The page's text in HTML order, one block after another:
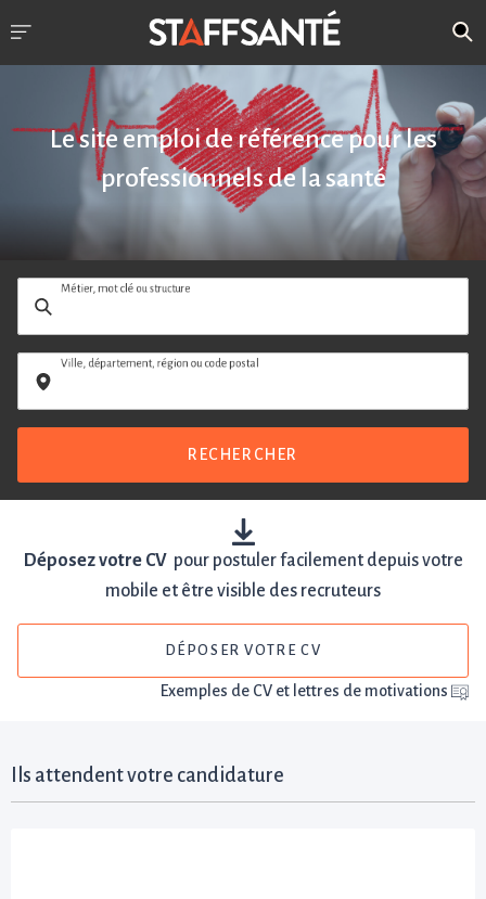
Le site emploi de référence pour les
professionnels de la santé
Métier, mot clé ou structure
Ville, département, région ou code postal
RECHERCHER
Déposez votre CVpour postuler facilement depuis votre
mobile et être visible des recruteurs
DÉPOSER VOTRE CV
Exemples de CV et lettres de motivations
Ils attendent votre candidature